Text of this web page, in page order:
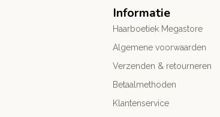
Informatie
Haarboetiek Megastore
Algemene voorwaarden
Verzenden & retourneren
Betaalmethoden
Klantenservice